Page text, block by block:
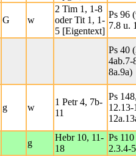
G w
2 Tim 1, 1-8
oder Tit 1, 1-
5 [Eigentext]
Ps 96
7.8 u.
Ps 40
4ab.7-
8a.9a)
g w
1 Petr 4, 7b-
11
Ps
g
Hebr 10, 11-
18
Ps
2.3.4-